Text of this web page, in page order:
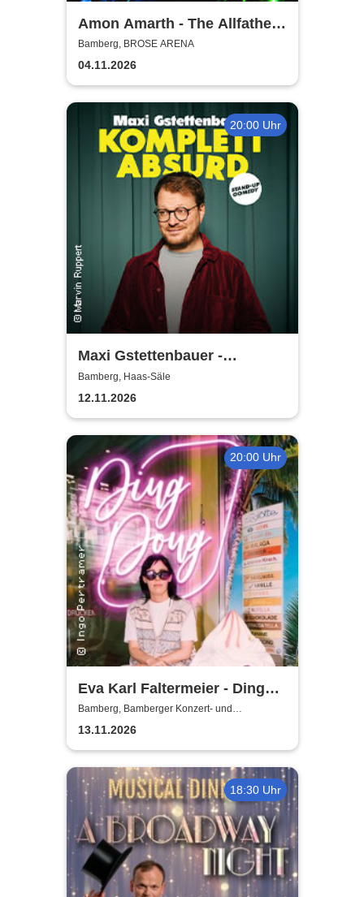
Amon Amarth - The Allfather
Awakens - Europe & UK 2026
Bamberg, BROSE ARENA
04.11.2026
20:00 Uhr
Maxi Gstettenbauer -
KOMPLETT ABSURD
Bamberg, Haas-Säle
12.11.2026
20:00 Uhr
Eva Karl Faltermeier - Ding
Dong
Bamberg, Bamberger Konzert- und
Kongresshalle (Hegelsaal)
13.11.2026
18:30 Uhr